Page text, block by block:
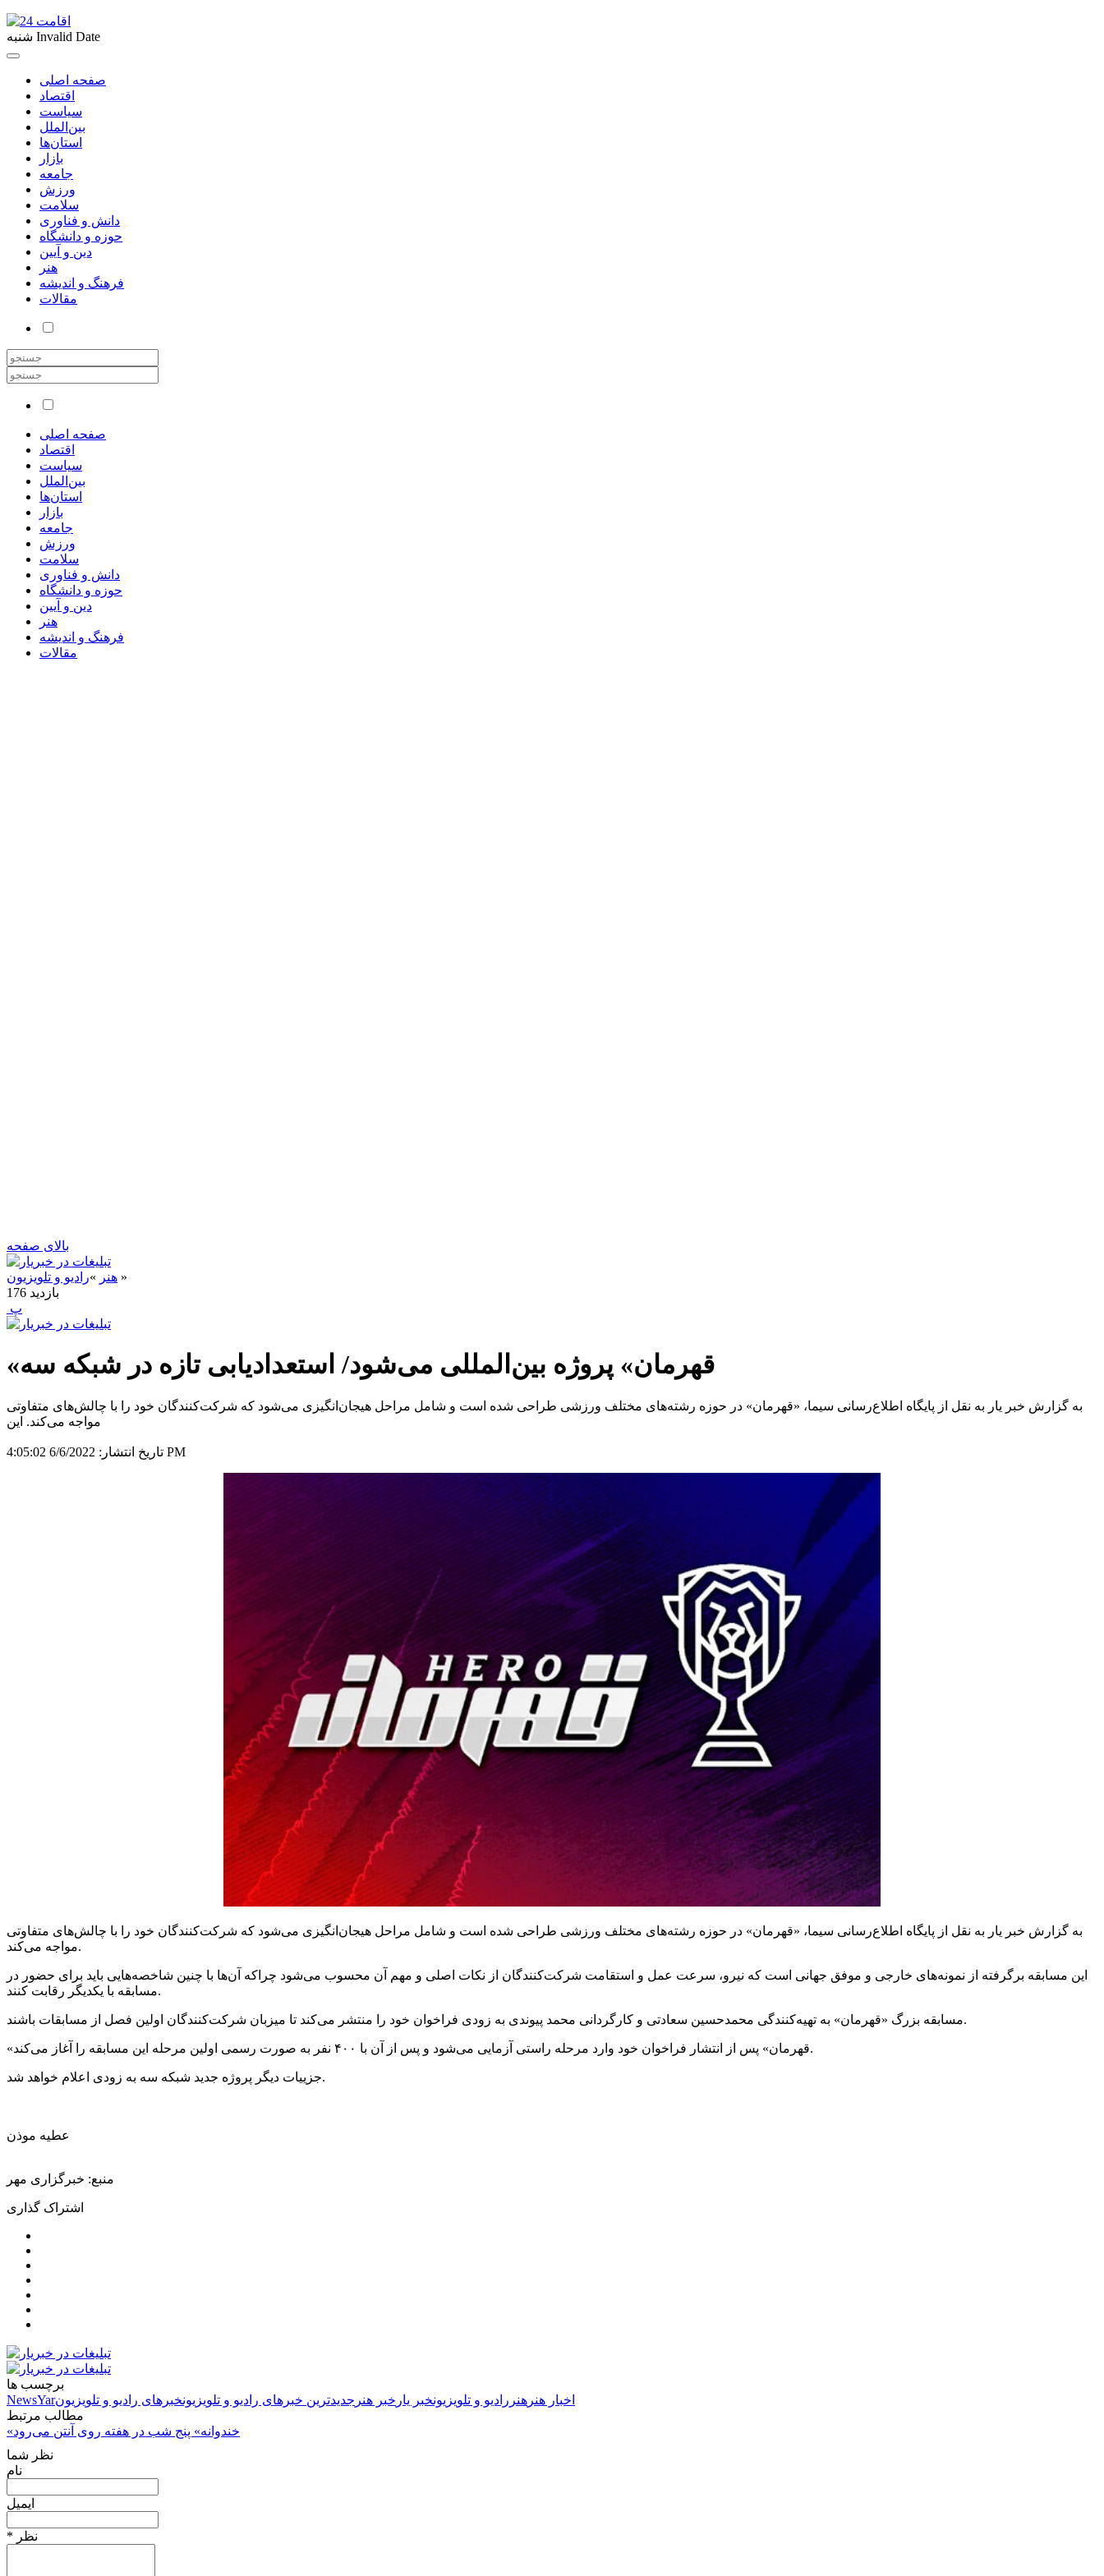
شنبه Invalid Date
صفحه اصلی
اقتصاد
سیاست
بین‌الملل
استان‌ها
بازار
جامعه
ورزش
سلامت
دانش و فناوری
حوزه و دانشگاه
دین و آیین
هنر
فرهنگ و اندیشه
مقالات
صفحه اصلی
اقتصاد
سیاست
بین‌الملل
استان‌ها
بازار
جامعه
ورزش
سلامت
دانش و فناوری
حوزه و دانشگاه
دین و آیین
هنر
فرهنگ و اندیشه
مقالات
بالای صفحه
هنر »رادیو و تلویزیون
»
176 بازدید
‍ پ
«قهرمان» پروژه بین‌المللی می‌شود/ استعدادیابی تازه در شبکه سه
به گزارش خبر یار به نقل از پایگاه اطلاع‌رسانی سیما، «قهرمان» در حوزه رشته‌های مختلف ورزشی طراحی شده است و شامل مراحل هیجان‌انگیزی می‌شود که شرکت‌کنندگان خود را با چالش‌های متفاوتی
مواجه می‌کند. این
تاریخ انتشار: 6/6/2022 4:05:02 PM
به گزارش خبر یار به نقل از پایگاه اطلاع‌رسانی سیما، «قهرمان» در حوزه رشته‌های مختلف ورزشی طراحی شده است و شامل مراحل هیجان‌انگیزی می‌شود که شرکت‌کنندگان خود را با چالش‌های متفاوتی
مواجه می‌کند.
این مسابقه برگرفته از نمونه‌های خارجی و موفق جهانی است که نیرو، سرعت عمل و استقامت شرکت‌کنندگان از نکات اصلی و مهم آن محسوب می‌شود چراکه آن‌ها با چنین شاخصه‌هایی باید برای حضور در
مسابقه با یکدیگر رقابت کنند.
مسابقه بزرگ «قهرمان» به تهیه‌کنندگی محمدحسین سعادتی و کارگردانی محمد پیوندی به زودی فراخوان خود را منتشر می‌کند تا میزبان شرکت‌کنندگان اولین فصل از مسابقات باشند.
«قهرمان» پس از انتشار فراخوان خود وارد مرحله راستی آزمایی می‌شود و پس از آن با ۴۰۰ نفر به صورت رسمی اولین مرحله این مسابقه را آغاز می‌کند.
جزییات دیگر پروژه جدید شبکه سه به زودی اعلام خواهد شد.
عطیه موذن
منبع: خبرگزاری مهر
اشتراک گذاری
برچسب ها
NewsYar
اخبار هنر هنر رادیو و تلویزیونخبر یار خبر هنر جدیدترین خبرهای رادیو و تلویزیونخبرهای رادیو و تلویزیون
مطالب مرتبط
«خندوانه» پنج شب در هفته روی آنتن می‌رود
نظر شما
نام
ایمیل
* نظر